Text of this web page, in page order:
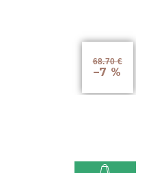
68.70 €
–7 %